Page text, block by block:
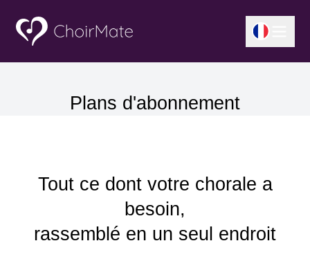
Plans d'abonnement
Tout ce dont votre chorale a
besoin,
rassemblé en un seul endroit